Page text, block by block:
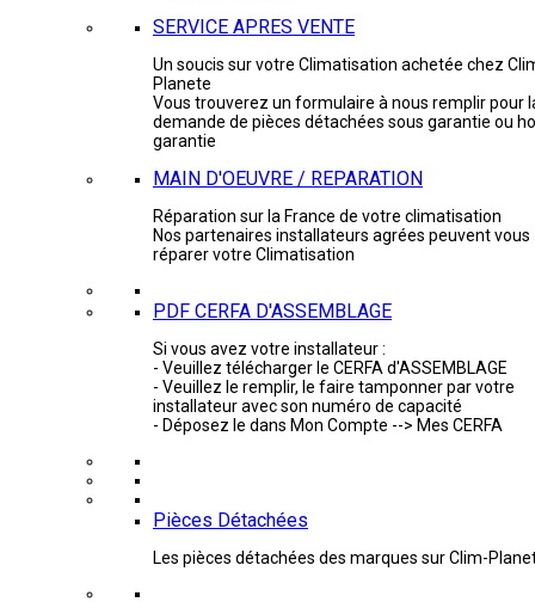
SERVICE APRES VENTE
Un soucis sur votre Climatisation achetée chez
Planete
Vous trouverez un formulaire à nous remplir pour
demande de pièces détachées sous garantie ou
garantie
MAIN D'OEUVRE / REPARATION
Réparation sur la France de votre climatisation
Nos partenaires installateurs agrées peuvent vous
réparer votre Climatisation
PDF CERFA D'ASSEMBLAGE
Si vous avez votre installateur :
- Veuillez télécharger le CERFA d'ASSEMBLAGE
- Veuillez le remplir, le faire tamponner par votre
installateur avec son numéro de capacité
- Déposez le dans Mon Compte --> Mes CERFA
Pièces Détachées
Les pièces détachées des marques sur Clim-